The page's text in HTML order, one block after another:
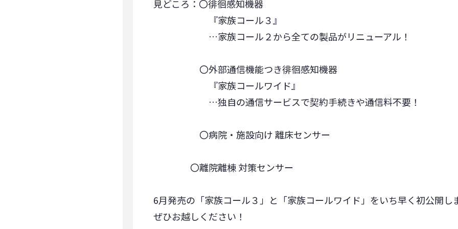
見どころ：〇徘徊感知機器
『家族コール３』
…家族コール２から全ての製品がリニューアル！
〇外部通信機能つき徘徊感知機器
『家族コールワイド』
…独自の通信サービスで契約手続きや通信料不要！
〇病院・施設向け 離床センサー
〇離院離棟 対策センサー
6月発売の「家族コール３」と「家族コールワイド」をいち早く初公開し
ぜひお越しください！